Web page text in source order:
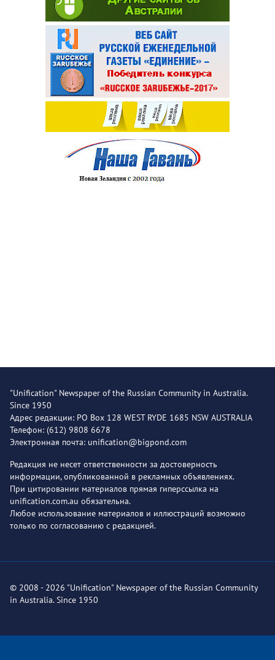
"Unification" Newspaper of the Russian Community in Australia.
Since 1950
Адрес редакции: PO Box 128 WEST RYDE 1685 NSW AUSTRALIA
Телефон: (612) 9808 6678
Электронная почта: unification@bigpond.com
Редакция не несет ответственности за достоверность
информации, опубликованной в рекламных объявлениях.
При цитировании материалов прямая гиперссылка на
unification.com.au обязательна.
Любое использование материалов и иллюстраций возможно
только по согласованию с редакцией.
© 2008 - 2026 "Unification" Newspaper of the Russian Community
in Australia. Since 1950